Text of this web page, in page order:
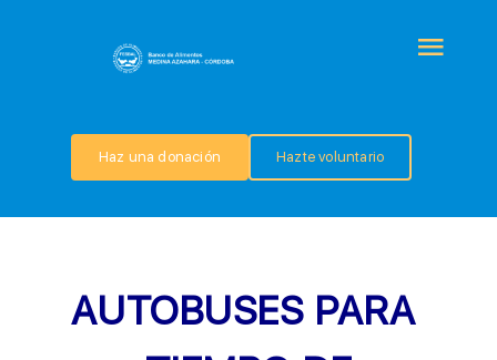
QUIÉNES SOMOS
Haz una donación Hazte voluntario
AUTOBUSES PARA